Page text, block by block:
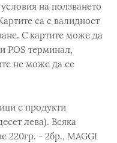
на ползването
са с валидност
С картите може да
POS терминал,
не може да се
с продукти
лева). Всяка
220гр. - 2бр., MAGGI